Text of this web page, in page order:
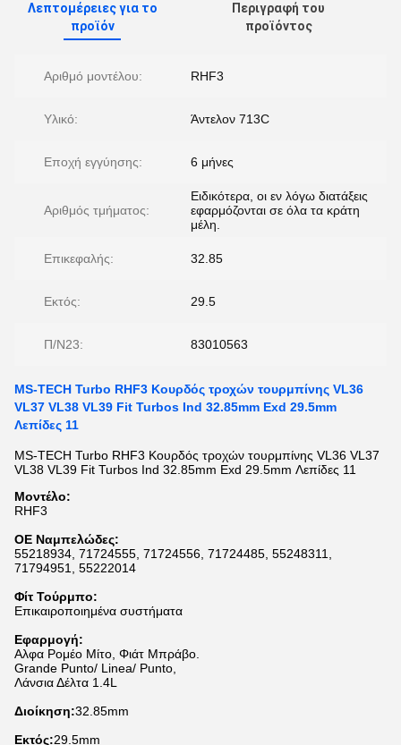
Λεπτομέρειες για το
προϊόν
Περιγραφή του
προϊόντος
Αριθμό μοντέλου: RHF3
Υλικό: Άντελον 713C
Εποχή εγγύησης: 6 μήνες
Αριθμός τμήματος:
Ειδικότερα, οι εν λόγω διατάξεις
εφαρμόζονται σε όλα τα κράτη
μέλη.
Επικεφαλής: 32.85
Εκτός: 29.5
Π/Ν23: 83010563
MS-TECH Turbo RHF3 Κουρδός τροχών τουρμπίνης VL36
VL37 VL38 VL39 Fit Turbos Ind 32.85mm Exd 29.5mm
Λεπίδες 11
MS-TECH Turbo RHF3 Κουρδός τροχών τουρμπίνης VL36 VL37
VL38 VL39 Fit Turbos Ind 32.85mm Exd 29.5mm Λεπίδες 11
Μοντέλο:
RHF3
ΟΕ Nαμπελώδες:
55218934, 71724555, 71724556, 71724485, 55248311,
71794951, 55222014
Φίτ Τούρμπο:
Επικαιροποιημένα συστήματα
Εφαρμογή:
Αλφα Ρομέο Μίτο, Φιάτ Μπράβο.
Grande Punto/ Linea/ Punto,
Λάνσια Δέλτα 1.4L
Διοίκηση:32.85mm
Εκτός:29.5mm